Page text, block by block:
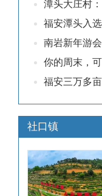
你的周末，
社口镇